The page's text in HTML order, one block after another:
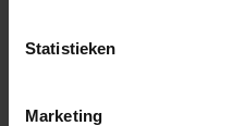
Statistieken
Marketing